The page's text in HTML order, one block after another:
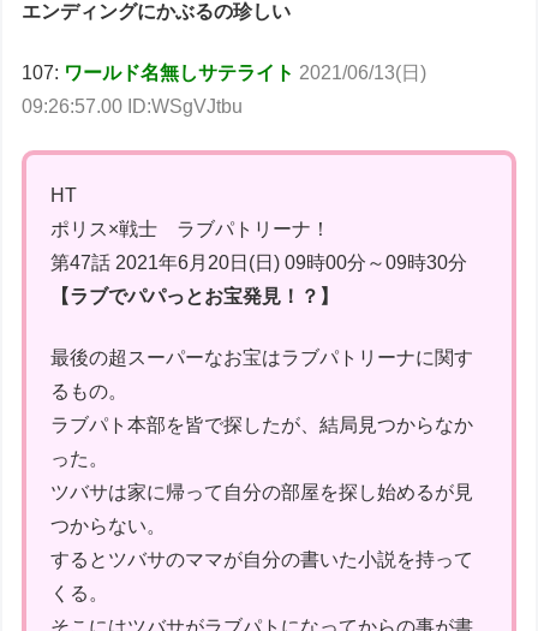
エンディングにかぶるの珍しい
107: ワールド名無しサテライト 2021/06/13(日)
09:26:57.00 ID:WSgVJtbu
HT
ポリス×戦士 ラブパトリーナ！
第47話 2021年6月20日(日) 09時00分～09時30分
【ラブでパパっとお宝発見！？】
最後の超スーパーなお宝はラブパトリーナに関す
るもの。
ラブパト本部を皆で探したが、結局見つからなか
った。
ツバサは家に帰って自分の部屋を探し始めるが見
つからない。
するとツバサのママが自分の書いた小説を持って
くる。
そこにはツバサがラブパトになってからの事が書